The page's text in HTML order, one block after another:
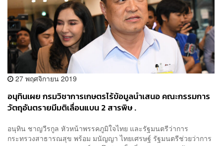
27 พฤศจิกายน 2019
อนุทินเผย กรมวิชาการเกษตรไร้ข้อมูลนำเสนอ คณะกรรมการ
วัตถุอันตรายมีมติเลื่อนแบน 2 สารพิษ .
อนุทิน ชาญวีรกูล หัวหน้าพรรคภูมิใจไทย และรัฐมนตรีว่าการ
กระทรวงสาธารณสุข พร้อม มนัญญา ไทยเศรษฐ์ รัฐมนตรีช่วยว่าการ